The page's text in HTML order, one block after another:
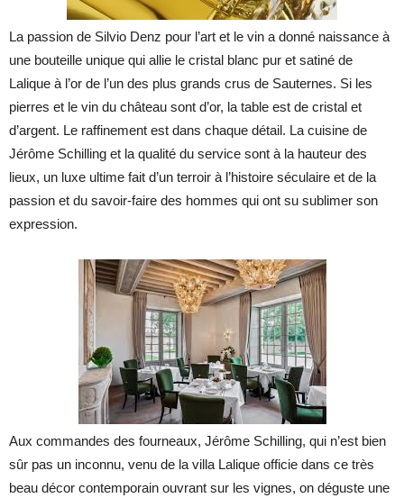
La passion de Silvio Denz pour l’art et le vin a donné naissance à
une bouteille unique qui allie le cristal blanc pur et satiné de
Lalique à l’or de l’un des plus grands crus de Sauternes. Si les
pierres et le vin du château sont d’or, la table est de cristal et
d’argent. Le raffinement est dans chaque détail. La cuisine de
Jérôme Schilling et la qualité du service sont à la hauteur des
lieux, un luxe ultime fait d’un terroir à l’histoire séculaire et de la
passion et du savoir-faire des hommes qui ont su sublimer son
expression.
Aux commandes des fourneaux, Jérôme Schilling, qui n’est bien
sûr pas un inconnu, venu de la villa Lalique officie dans ce très
beau décor contemporain ouvrant sur les vignes, on déguste une